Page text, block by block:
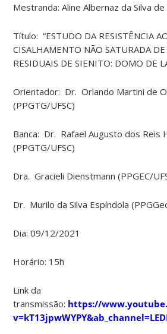
Mestranda: Aline Albernaz da Silva
Título: “ESTUDO DA RESISTÊNCIA
CISALHAMENTO NÃO SATURADA DE
RESIDUAIS DE SIENITO: DOMO DE
Orientador: Dr. Orlando Martini de
(PPGTG/UFSC)
Banca: Dr. Rafael Augusto dos Reis
(PPGTG/UFSC)
Dra. Gracieli Dienstmann (PPGEC/
Dr. Murilo da Silva Espíndola
Dia: 09/12/2021
Horário: 15h
Link da
transmissão: https://